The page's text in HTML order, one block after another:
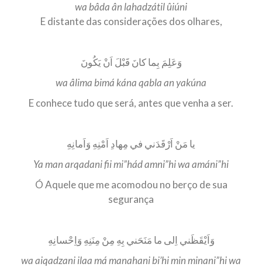
wa bâda ân lahadzátil ûiúni
E distante das considerações dos olhares,
وَعَلِمَ بِما كانَ قَبْلَ اَنْ يَكُونَ
wa âlima bimá kána qabla an yakúna
E conhece tudo que será, antes que venha a ser.
يا مَنْ اَرْقَدَني في مِهادِ اَمْنِهِ وَاَمانِهِ
Ya man arqadani fii mi”hád amni”hi wa amáni”hi
Ó Aquele que me acomodou no berço de sua
segurança
وَاَيْقَظَني اِلى ما مَنَحَني بِهِ مِنْ مِنَنِهِ وَاِحْسانِهِ
wa aiqadzani ilaa má manahani bi’hi min minani”hi wa